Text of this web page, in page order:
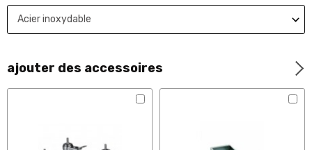
ajouter des accessoires